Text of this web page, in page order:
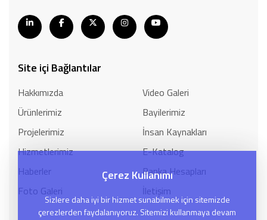
Site içi Bağlantılar
Hakkımızda
Ürünlerimiz
Projelerimiz
Hizmetlerimiz
Haberler
Foto Galeri
Video Galeri
Bayilerimiz
İnsan Kaynakları
E-Katalog
Banka Hesapları
İletişim
Çerez Kullanımı
Sizlere daha iyi bir hizmet sunabilmek için sitemizde
çerezlerden faydalanıyoruz. Sitemizi kullanmaya devam